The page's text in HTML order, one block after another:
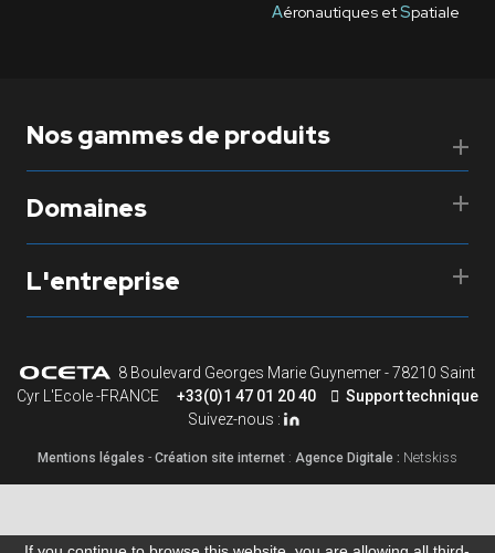
Aéronautiques etSpatiale
Nos gammes de produits
Domaines
L'entreprise
8 Boulevard Georges Marie Guynemer - 78210 Saint
Cyr L'Ecole -FRANCE
+33(0)1 47 01 20 40
Support technique
Suivez-nous :
Mentions légales - Création site internet : Agence Digitale : Netskiss